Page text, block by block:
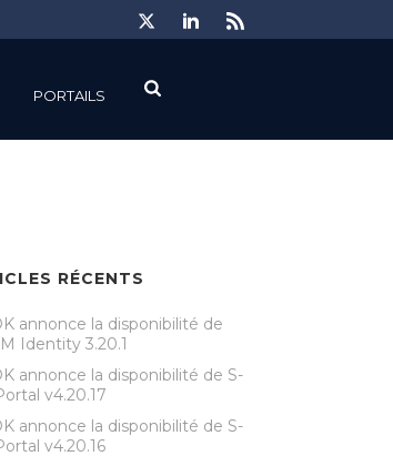
PORTAILS
RÉCENTS
annonce la disponibilité de
Identity 3.20.1
annonce la disponibilité de S-
v4.20.17
annonce la disponibilité de S-
v4.20.16